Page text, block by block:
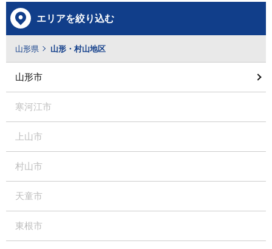
エリアを絞り込む
山形県 山形・村山地区
山形市
寒河江市
上山市
村山市
天童市
東根市